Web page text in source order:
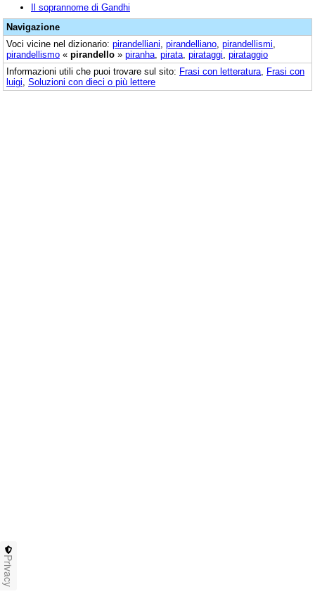
Il soprannome di Gandhi
Navigazione
Voci vicine nel dizionario: pirandelliani pirandelliano pirandellismi
pirandellismo « pirandello » piranha pirata pirataggi pirataggio
Informazioni utili che puoi trovare sul sito: Frasi con letteratura Frasi con
luigi Soluzioni con dieci o più lettere
Privacy